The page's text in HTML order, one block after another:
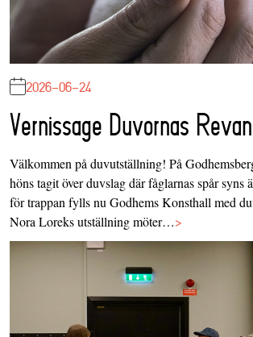
2026-06-24
Vernissage Duvornas
Välkommen på duvutställning! På
höns tagit över duvslag där fåglarnas spår syns
för trappan fylls nu Godhems Konsthall med
Nora Loreks utställning möter…>